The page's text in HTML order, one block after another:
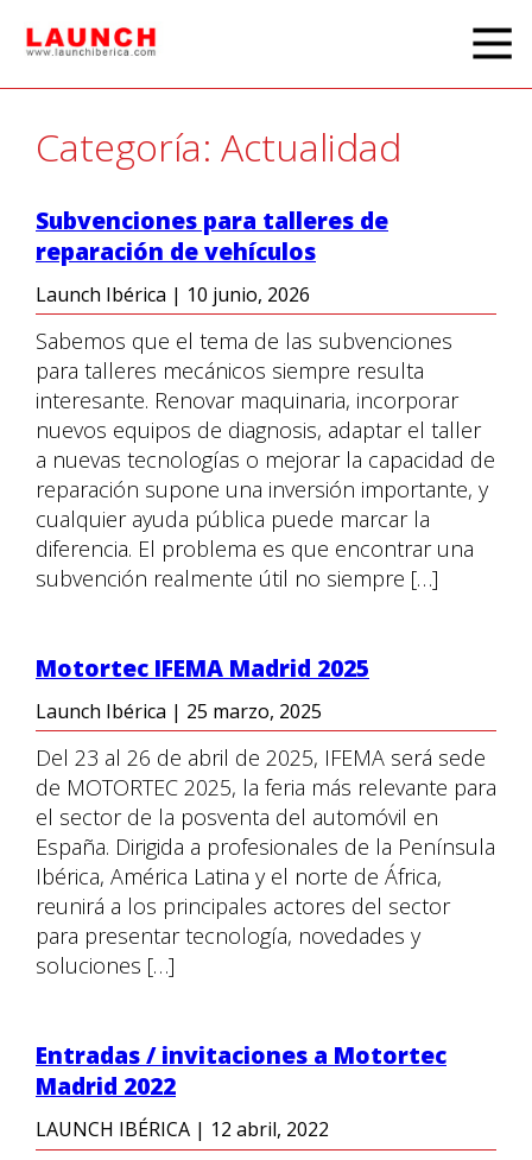
Categoría: Actualidad
Subvenciones para talleres de
reparación de vehículos
Launch Ibérica | 10 junio, 2026
Sabemos que el tema de las subvenciones
para talleres mecánicos siempre resulta
interesante. Renovar maquinaria, incorporar
nuevos equipos de diagnosis, adaptar el taller
a nuevas tecnologías o mejorar la capacidad de
reparación supone una inversión importante, y
cualquier ayuda pública puede marcar la
diferencia. El problema es que encontrar una
subvención realmente útil no siempre […]
Motortec IFEMA Madrid 2025
Launch Ibérica | 25 marzo, 2025
Del 23 al 26 de abril de 2025, IFEMA será sede
de MOTORTEC 2025, la feria más relevante para
el sector de la posventa del automóvil en
España. Dirigida a profesionales de la Península
Ibérica, América Latina y el norte de África,
reunirá a los principales actores del sector
para presentar tecnología, novedades y
soluciones […]
Entradas / invitaciones a Motortec
Madrid 2022
LAUNCH IBÉRICA | 12 abril, 2022